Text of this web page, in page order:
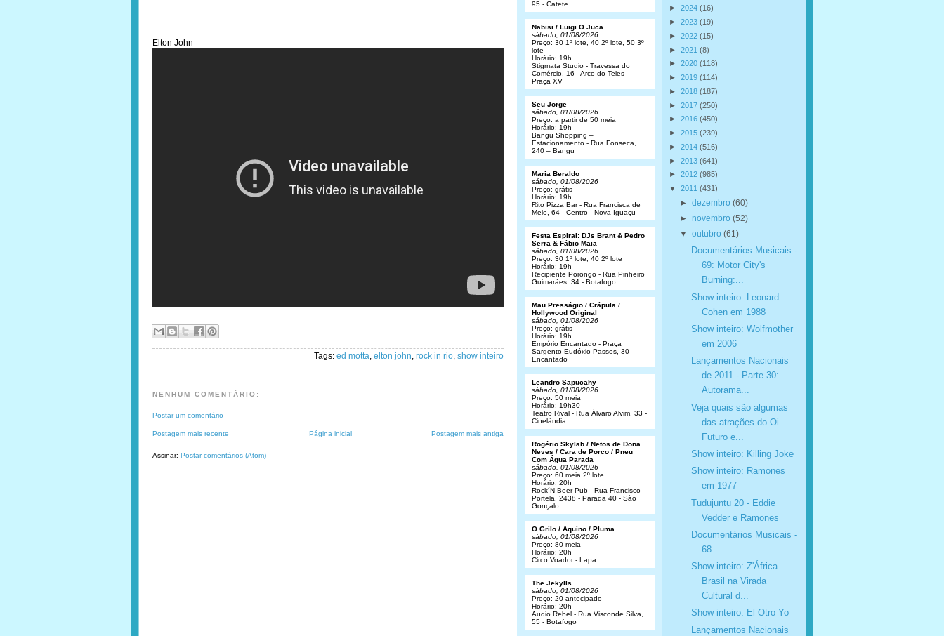
Elton John
Tags: ed motta, elton john, rock in rio, show inteiro
NENHUM COMENTÁRIO:
Postar um comentário
Postagem mais recente Postagem mais antiga
Página inicial
Assinar: Postar comentários (Atom)
► 2024 (16)
► 2023 (19)
► 2022 (15)
► 2021 (8)
► 2020 (118)
► 2019 (114)
► 2018 (187)
► 2017 (250)
► 2016 (450)
► 2015 (239)
► 2014 (516)
► 2013 (641)
► 2012 (985)
▼ 2011 (431)
► dezembro (60)
► novembro (52)
▼ outubro (61)
Documentários Musicais -
69: Motor City's
Burning:...
Show inteiro: Leonard
Cohen em 1988
Show inteiro: Wolfmother
em 2006
Lançamentos Nacionais
de 2011 - Parte 30:
Autorama...
Veja quais são algumas
das atrações do Oi
Futuro e...
Show inteiro: Killing Joke
Show inteiro: Ramones
em 1977
Tudujuntu 20 - Eddie
Vedder e Ramones
Documentários Musicais -
68
Show inteiro: Z'África
Brasil na Virada
Cultural d...
Show inteiro: El Otro Yo
Lançamentos Nacionais
95 - Catete
Nabisi / Luigi O Juca
sábado, 01/08/2026
Preço: 30 1º lote, 40 2º lote, 50 3º
lote
Horário: 19h
Stigmata Studio - Travessa do
Comércio, 16 - Arco do Teles -
Praça XV
Seu Jorge
sábado, 01/08/2026
Preço: a partir de 50 meia
Horário: 19h
Bangu Shopping –
Estacionamento - Rua Fonseca,
240 – Bangu
Maria Beraldo
sábado, 01/08/2026
Preço: grátis
Horário: 19h
Rito Pizza Bar - Rua Francisca de
Melo, 64 - Centro - Nova Iguaçu
Festa Espiral: DJs Brant & Pedro
Serra & Fábio Maia
sábado, 01/08/2026
Preço: 30 1º lote, 40 2º lote
Horário: 19h
Recipiente Porongo - Rua Pinheiro
Guimarães, 34 - Botafogo
Mau Presságio / Crápula /
Hollywood Original
sábado, 01/08/2026
Preço: grátis
Horário: 19h
Empório Encantado - Praça
Sargento Eudóxio Passos, 30 -
Encantado
Leandro Sapucahy
sábado, 01/08/2026
Preço: 50 meia
Horário: 19h30
Teatro Rival - Rua Álvaro Alvim, 33 -
Cinelândia
Rogério Skylab / Netos de Dona
Neves / Cara de Porco / Pneu
Com Água Parada
sábado, 01/08/2026
Preço: 60 meia 2º lote
Horário: 20h
Rock´N Beer Pub - Rua Francisco
Portela, 2438 - Parada 40 - São
Gonçalo
O Grilo / Aquino / Pluma
sábado, 01/08/2026
Preço: 80 meia
Horário: 20h
Circo Voador - Lapa
The Jekylls
sábado, 01/08/2026
Preço: 20 antecipado
Horário: 20h
Audio Rebel - Rua Visconde Silva,
55 - Botafogo